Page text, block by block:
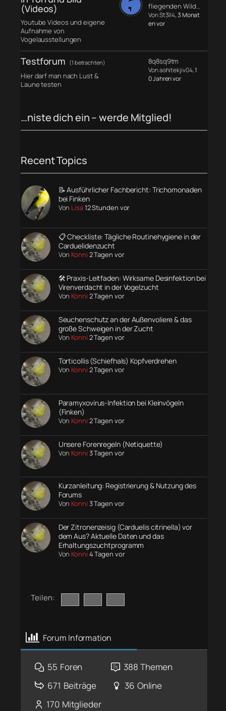
(Videos)
Youtube Videos und eigene
Aufnahme von
Vogelausstellungen
fliegenden Wild…
Von St3ll4, 3 Monat
en vor
Testforum (1 betrachten)
Hier darf man nach Lust &
Laune testen
8q8sq9tm
Von ashitekjiv04, 1
0 Jahren vor
…niste dich ein – werde Mitglied!
Recent Topics
📝 Ausführlicher Fachbericht: Trichomonaden
bei Finken
Von Lisa12 Stunden vor
📋 Checkliste: Tägliche Routinehygiene in der
Carduelidenzucht
Von Konni 2 Tagen vor
🛠️ Praxis-Leitfaden: Wirksame Desinfektion bei
Virenverdacht in der Vogelzucht
Von Konni 2 Tagen vor
Seuchenschutz an der Außenvoliere & das
große Schweigen in der Zucht
Von Konni 2 Tagen vor
Torticollis (Schiefhals) Kopfverdrehen
Von Konni 2 Tagen vor
Paramyxovirus-Infektion bei Kleinvögeln
(Finken)
Von Konni 2 Tagen vor
Unsere Forenregeln (Netiquette)
Von Konni 3 Tagen vor
Kurzanleitung: Registrierung & Nutzung des
Forums
Von Konni 3 Tagen vor
Der Zitronenzeisig (Carduelis citrinella) vor
dem Aus? Aktuelle Daten und das
Erhaltungszuchtprogramm
Von Konni 4 Tagen vor
Teilen:
Forum Information
55 Foren 388 Themen
671 Beiträge 36 Online
170 Mitglieder